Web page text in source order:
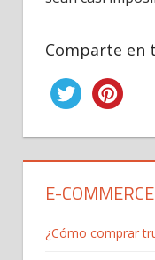
Comparte en
E-COMMERCE
¿Cómo comprar